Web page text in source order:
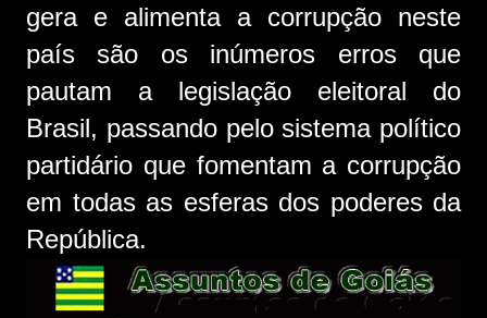
gera e alimenta a corrupção neste
país são os inúmeros erros que
pautam a legislação eleitoral do
Brasil, passando pelo sistema político
partidário que fomentam a corrupção
em todas as esferas dos poderes da
República.